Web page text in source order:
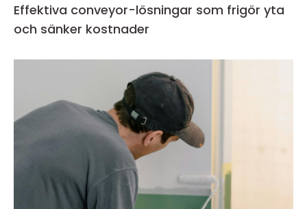
Effektiva conveyor-lösningar som frigör yta
och sänker kostnader